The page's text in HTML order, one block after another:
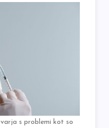
s problemi kot so